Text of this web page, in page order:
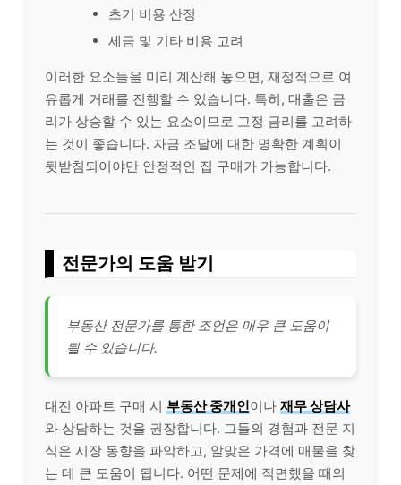
초기 비용 산정
세금 및 기타 비용 고려
이러한 요소들을 미리 계산해 놓으면, 재정적으로 여
유롭게 거래를 진행할 수 있습니다. 특히, 대출은 금
리가 상승할 수 있는 요소이므로 고정 금리를 고려하
는 것이 좋습니다. 자금 조달에 대한 명확한 계획이
뒷받침되어야만 안정적인 집 구매가 가능합니다.
전문가의 도움 받기
부동산 전문가를 통한 조언은 매우 큰 도움이
될 수 있습니다.
대진 아파트 구매 시 부동산 중개인이나 재무 상담사
와 상담하는 것을 권장합니다. 그들의 경험과 전문 지
식은 시장 동향을 파악하고, 알맞은 가격에 매물을 찾
는 데 큰 도움이 됩니다. 어떤 문제에 직면했을 때의